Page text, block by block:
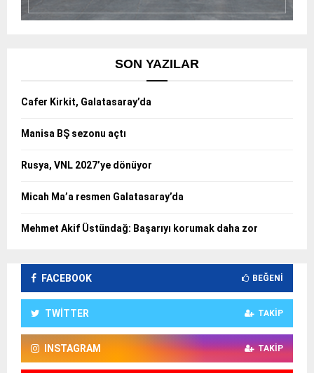
SON YAZILAR
Cafer Kirkit, Galatasaray’da
Manisa BŞ sezonu açtı
Rusya, VNL 2027’ye dönüyor
Micah Ma’a resmen Galatasaray’da
Mehmet Akif Üstündağ: Başarıyı korumak daha zor
FACEBOOK BEĞENI
TWITTER TAKIP
INSTAGRAM TAKIP